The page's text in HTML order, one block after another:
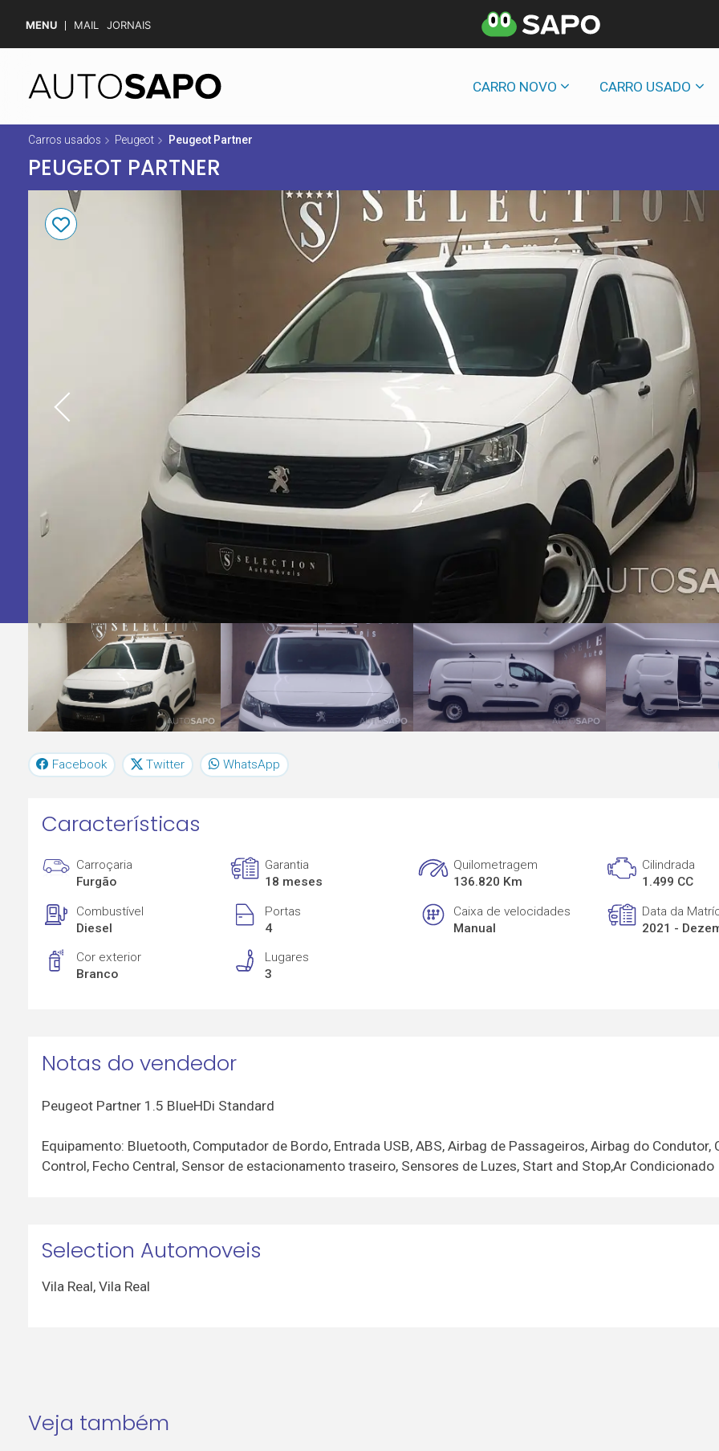
MENU MAIL JORNAIS
CARRO NOVO CARRO USADO
Carros usados Peugeot Peugeot Partner
PEUGEOT PARTNER
Facebook Twitter WhatsApp
Características
Carroçaria
Furgão
Garantia
18 meses
Quilometragem
136.820 Km
Cilindrada
1.499 CC
Combustível
Diesel
Portas
4
Caixa de velocidades
Manual
Data da
2021 -
Cor exterior
Branco
Lugares
3
Notas do vendedor
Peugeot Partner 1.5 BlueHDi Standard
Equipamento: Bluetooth, Computador de Bordo, Entrada USB, ABS, Airbag de Passageiros, Airbag do Condutor,
Control, Fecho Central, Sensor de estacionamento traseiro, Sensores de Luzes, Start and Stop,Ar Condicionado
Selection Automoveis
Vila Real, Vila Real
Veja também